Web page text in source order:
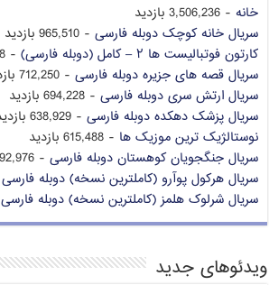
خانه - 3,506,236 بازدید
سریال خانه کوچک دوبله فارسی - 965,510 بازدید
کارتون فوتبالیست ها ۲ – کامل (دوبله فارسی)
- 834,578 بازدید
سریال قصه های جزیره دوبله فارسی - 712,250 بازدید
سریال ارتش سری دوبله فارسی - 694,228 بازدید
سریال پزشک دهکده دوبله فارسی - 638,929 بازدید
نوستالژیک ترین موزیک ها - 615,488 بازدید
سریال جنگجویان کوهستان دوبله فارسی - 592,976 بازدید
سریال هرکول پوآرو (کاملترین نسخه) دوبله فارسی
سریال شرلوک هلمز (کاملترین نسخه) دوبله فارسی
ویدئوهای جدید